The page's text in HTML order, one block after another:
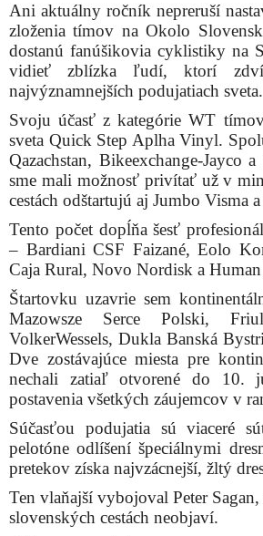
Ani aktuálny ročník nepreruší
zloženia tímov na Okolo
dostanú fanúšikovia cyklistiky na
vidieť zblízka ľudí, ktorí
najvýznamnejších podujatiach sveta.
Svoju účasť z kategórie WT
sveta Quick Step Aplha Vinyl.
Qazachstan, Bikeexchange-Jayco
sme mali možnosť privítať už v
cestách odštartujú aj Jumbo Visma
Tento počet dopĺňa šesť
– Bardiani CSF Faizané, Eolo
Caja Rural, Novo Nordisk a
Štartovku uzavrie sem
Mazowsze Serce Polski,
VolkerWessels, Dukla Banská
Dve zostávajúce miesta pre
nechali zatiaľ otvorené do 10.
postavenia všetkých záujemcov v
Súčasťou podujatia sú viaceré
pelotóne odlíšení špeciálnymi
pretekov získa najvzácnejší, žltý
Ten vlaňajší vybojoval Peter
slovenských cestách neobjaví.